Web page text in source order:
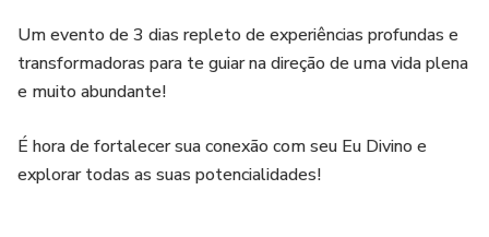
Um evento de 3 dias repleto de experiências profundas e
transformadoras para te guiar na direção de uma vida plena
e muito abundante!
É hora de fortalecer sua conexão com seu Eu Divino e
explorar todas as suas potencialidades!